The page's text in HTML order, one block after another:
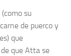
su
de puerco y
que
que Atta se